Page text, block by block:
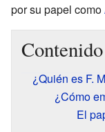
por su papel como
Contenido
¿Quién es F.
¿Cómo
El